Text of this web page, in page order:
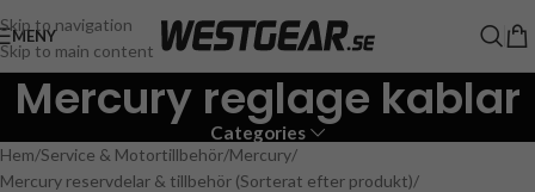
Skip to navigation
Skip to main content
MENY
Mercury reglage kablar
Categories
Hem Service & Motortillbehör Mercury
Mercury reservdelar & tillbehör (Sorterat efter produkt)